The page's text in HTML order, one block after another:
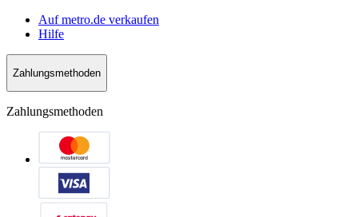
Auf metro.de verkaufen
Hilfe
Zahlungsmethoden
Zahlungsmethoden